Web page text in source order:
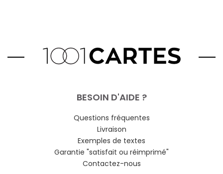
BESOIN D'AIDE ?
Questions fréquentes
Livraison
Exemples de textes
Garantie "satisfait ou réimprimé"
Contactez-nous